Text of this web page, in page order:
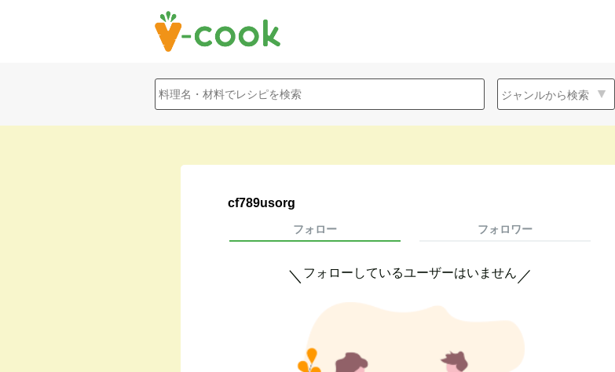
cf789usorg
フォロー フォロワー
＼ フォローしているユーザーはいません ／